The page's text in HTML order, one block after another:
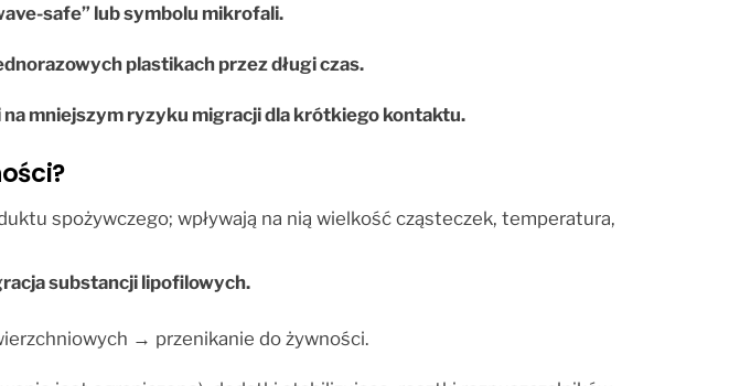
safe” lub symbolu mikrofali.
plastikach przez długi czas.
na mniejszym ryzyku migracji dla krótkiego kontaktu.
spożywczego; wpływają na nią wielkość cząsteczek, temperatura,
substancji lipofilowych.
→ przenikanie do żywności.